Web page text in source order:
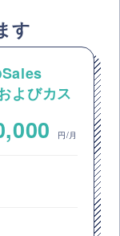
す
よびカス
円/月